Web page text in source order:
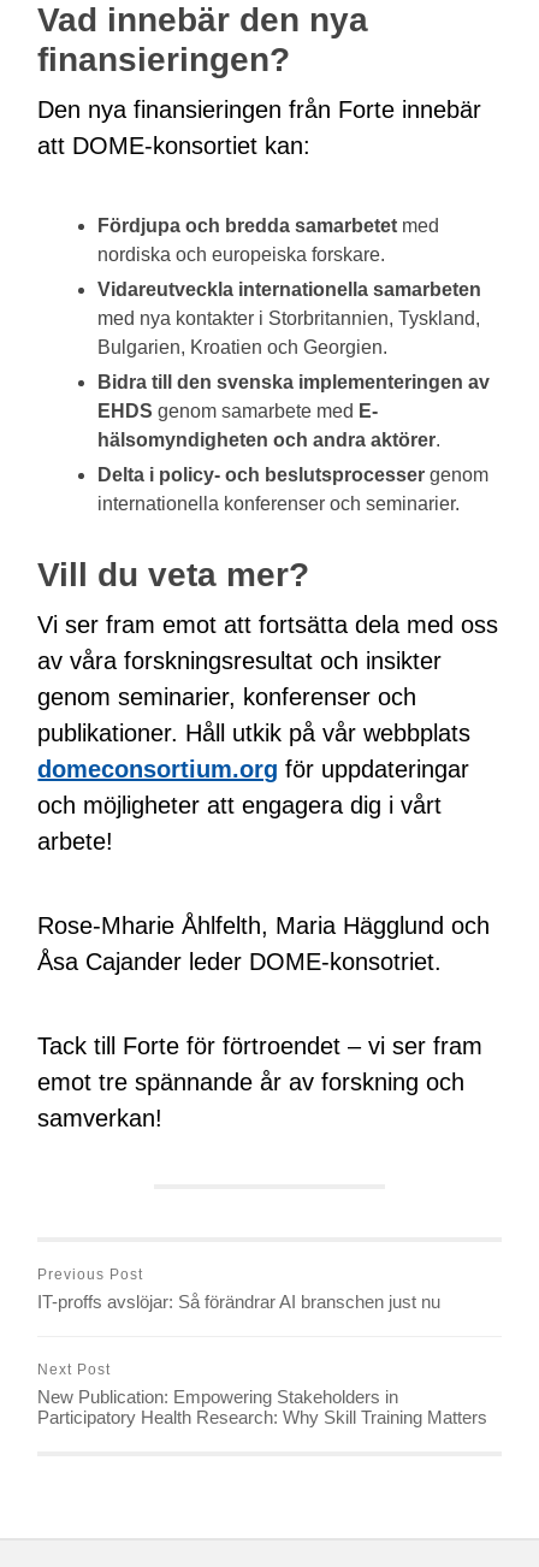
Vad innebär den nya
finansieringen?
Den nya finansieringen från Forte innebär
att DOME-konsortiet kan:
Fördjupa och bredda samarbetet med
nordiska och europeiska forskare.
Vidareutveckla internationella samarbeten
med nya kontakter i Storbritannien, Tyskland,
Bulgarien, Kroatien och Georgien.
Bidra till den svenska implementeringen av
EHDS genom samarbete med E-
hälsomyndigheten och andra aktörer.
Delta i policy- och beslutsprocesser genom
internationella konferenser och seminarier.
Vill du veta mer?
Vi ser fram emot att fortsätta dela med oss
av våra forskningsresultat och insikter
genom seminarier, konferenser och
publikationer. Håll utkik på vår webbplats
domeconsortium.org för uppdateringar
och möjligheter att engagera dig i vårt
arbete!
Rose-Mharie Åhlfelth, Maria Hägglund och
Åsa Cajander leder DOME-konsotriet.
Tack till Forte för förtroendet – vi ser fram
emot tre spännande år av forskning och
samverkan!
Previous Post
IT-proffs avslöjar: Så förändrar AI branschen just nu
Next Post
New Publication: Empowering Stakeholders in
Participatory Health Research: Why Skill Training Matters